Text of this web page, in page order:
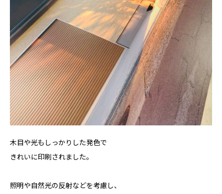
木目や光もしっかりした発色で
きれいに印刷されました。
照明や自然光の反射などを考慮し、